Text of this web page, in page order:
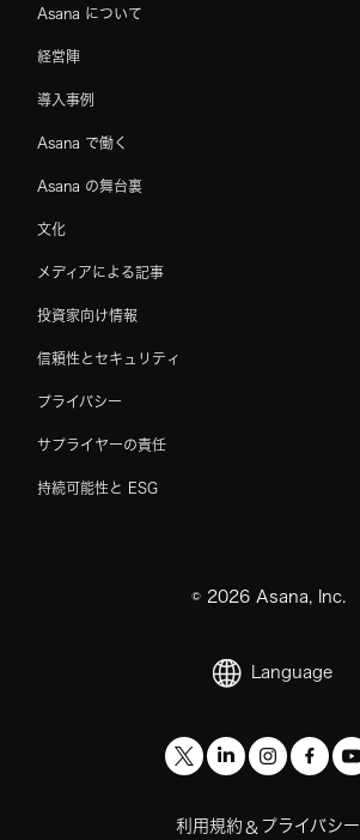
Asana について
経営陣
導入事例
Asana で働く
Asana の舞台裏
文化
メディアによる記事
投資家向け情報
信頼性とセキュリティ
プライバシー
サプライヤーの責任
持続可能性と ESG
© 2026Asana, Inc.
Language
利用規約 & プライバシー